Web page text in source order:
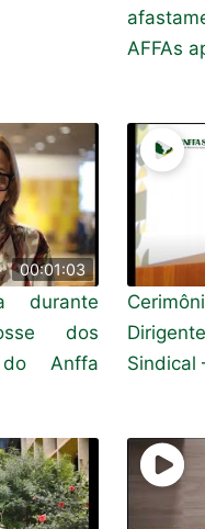
AFFAs
00:01:03
durante
dos
do Anffa
Sindical